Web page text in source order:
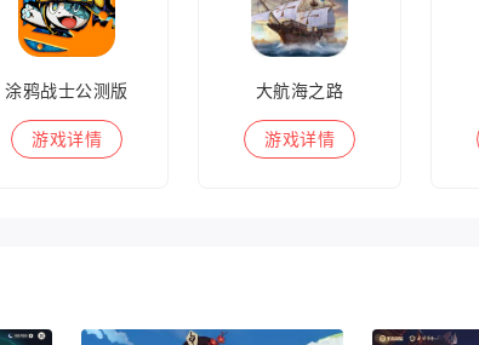
涂鸦战士公测版
游戏详情
大航海之路
游戏详情